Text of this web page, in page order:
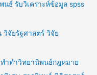
ธ์ รับวิเคราะห์ข้อมูล spss
วิจัยรัฐศาสตร์ วิจัย
ำทำวิทยานิพนธ์กฎหมาย